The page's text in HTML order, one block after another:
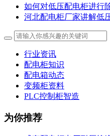
如何对低压配电柜进行
河北配电柜厂家讲解低
行业资讯
配电柜知识
配电箱动态
变频柜资料
PLC控制柜智造
为你推荐